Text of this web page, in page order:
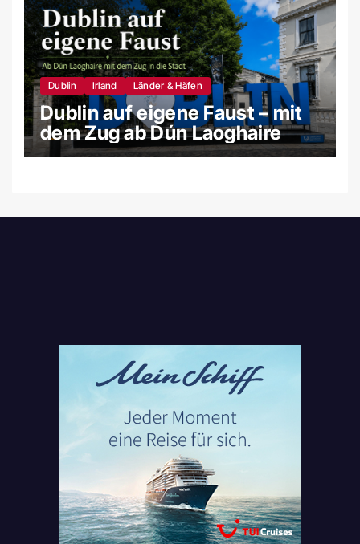
Dublin Irland Länder & Häfen
Dublin auf eigene Faust – mit
dem Zug ab Dún Laoghaire